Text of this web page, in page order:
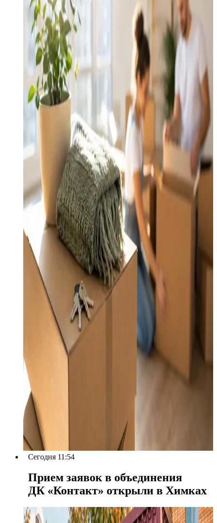
Сегодня 11:54
Прием заявок в объединения
ДК «Контакт» открыли в Химках